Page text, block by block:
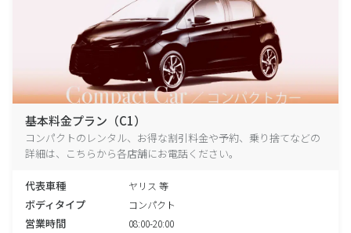
基本料金プラン（C1）
コンパクトのレンタル、お得な割引料金や予約、乗り捨てなどの
詳細は、こちらから各店舗にお電話ください。
代表車種 ヤリス 等
ボディタイプ コンパクト
営業時間 08:00-20:00